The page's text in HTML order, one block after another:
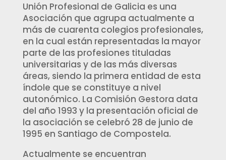
Unión Profesional de Galicia es una
Asociación que agrupa actualmente a
más de cuarenta colegios profesionales,
en la cual están representadas la mayor
parte de las profesiones tituladas
universitarias y de las más diversas
áreas, siendo la primera entidad de esta
índole que se constituye a nivel
autonómico. La Comisión Gestora data
del año 1993 y la presentación oficial de
la asociación se celebró 28 de junio de
1995 en Santiago de Compostela.
Actualmente se encuentran